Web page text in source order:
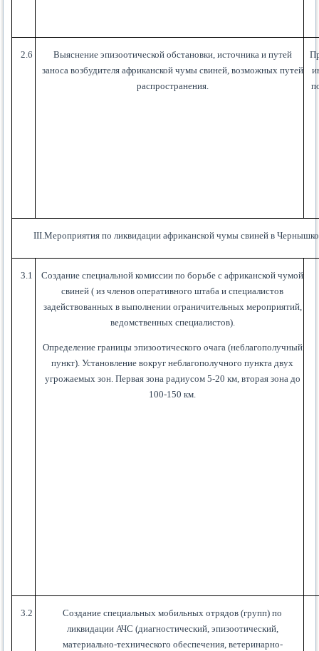
2.6
Выяснение эпизоотической обстановки, источника и путей
заноса возбудителя африканской чумы свиней, возможных путей
распространения.
III.Мероприятия по ликвидации африканской чумы свиней в
3.1
Создание специальной комиссии по борьбе с африканской чумой
свиней ( из членов оперативного штаба и специалистов
задействованных в выполнении ограничительных мероприятий,
ведомственных специалистов).
Определение границы эпизоотического очага (неблагополучный
пункт). Установление вокруг неблагополучного пункта двух
угрожаемых зон. Первая зона радиусом 5-20 км, вторая зона до
100-150 км.
3.2
Создание специальных мобильных отрядов (групп) по
ликвидации АЧС (диагностический, эпизоотический,
материально-технического обеспечения, ветеринарно-